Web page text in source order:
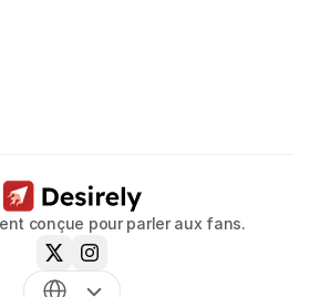
un appel dès maintenant
conçue pour parler aux fans.